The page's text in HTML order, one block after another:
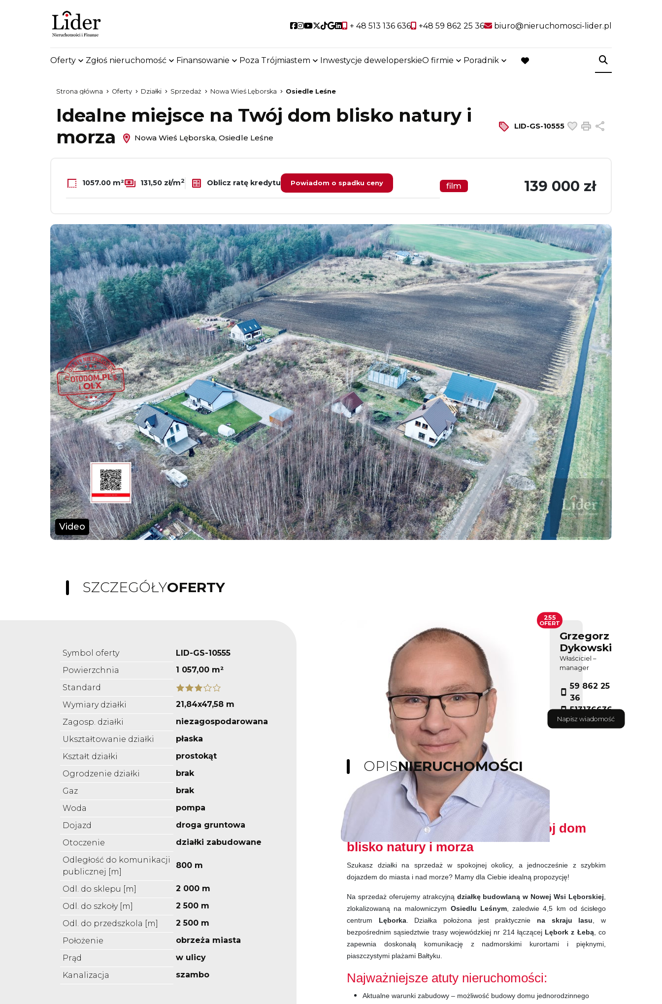
Social link
Social link
Social link
Social link
Social link
Social link
Social link
+ 48 513 136 636 +48 59 862 25 36 biuro@nieruchomosci-lider.pl
Oferty Zgłoś nieruchomość Finansowanie Poza Trójmiastem Inwestycje deweloperskieO firmie Poradnik
favorite
Strona główna Oferty Działki Sprzedaż Nowa Wieś Lęborska Osiedle Leśne
Idealne miejsce na Twój dom blisko natury i
morza
Nowa Wieś Lęborska, Osiedle Leśne
LID-GS-10555 Dodaj do
Drukuj
1057.00 m² 131,50 zł/m2 Oblicz ratę kredytu Powiadom o spadku ceny film 139 000 zł
Video
SZCZEGÓŁYOFERTY
Symbol oferty
LID-GS-10555
Powierzchnia
1 057,00 m²
Standard
Wymiary działki
21,84x47,58 m
Zagosp. działki
niezagospodarowana
Ukształtowanie działki
płaska
Kształt działki
prostokąt
Ogrodzenie działki
brak
Gaz
brak
Woda
pompa
Dojazd
droga gruntowa
Otoczenie
działki zabudowane
Odległość do komunikacji
publicznej [m]
800 m
Odl. do sklepu [m]
2 000 m
Odl. do szkoły [m]
2 500 m
Odl. do przedszkola [m]
2 500 m
Położenie
obrzeża miasta
Prąd
w ulicy
Kanalizacja
szambo
Grzegorz
Dykowski
Właściciel –
manager
59 862 25
36
513136636
Napisz wiadomość
255
OFERT
OPISNIERUCHOMOŚCI
Działka na sprzedaż – Nowa Wieś
Lęborska | Idealne miejsce na Twój dom
blisko natury i morza
Szukasz działki na sprzedaż w spokojnej okolicy, a jednocześnie z szybkim
dojazdem do miasta i nad morze? Mamy dla Ciebie idealną propozycję!
Na sprzedaż oferujemy atrakcyjną działkę budowlaną w Nowej Wsi Lęborskiej,
zlokalizowaną na malowniczym Osiedlu Leśnym, zaledwie 4,5 km od ścisłego
centrum Lęborka. Działka położona jest praktycznie na skraju lasu, w
bezpośrednim sąsiedztwie trasy wojewódzkiej nr 214 łączącej Lębork z Łebą, co
zapewnia doskonałą komunikację z nadmorskimi kurortami i pięknymi,
piaszczystymi plażami Bałtyku.
Najważniejsze atuty nieruchomości:
Aktualne warunki zabudowy – możliwość budowy domu jednorodzinnego